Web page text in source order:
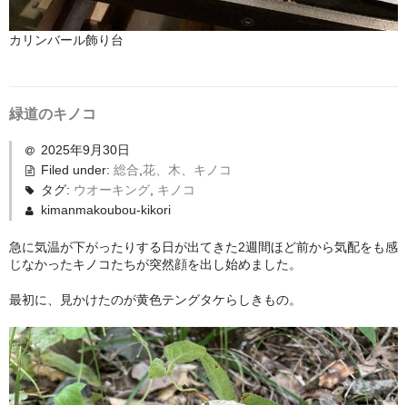
カリンバール飾り台
緑道のキノコ
2025年9月30日
Filed under: 総合 花、木、キノコ
タグ: ウオーキング, キノコ
kimanmakoubou-kikori
急に気温が下がったりする日が出てきた2週間ほど前から気配をも感
じなかったキノコたちが突然顔を出し始めました。
最初に、見かけたのが黄色テングタケらしきもの。